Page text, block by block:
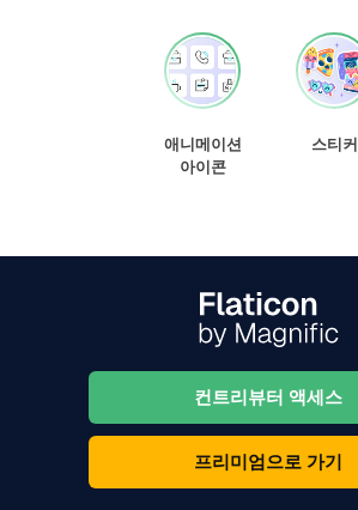
애니메이션
아이콘
스티커
컨트리뷰터 액세스
프리미엄으로 가기